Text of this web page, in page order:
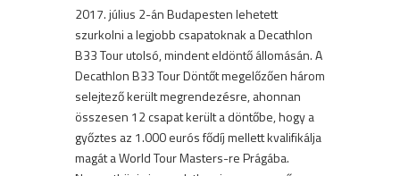
2017. július 2-án Budapesten lehetett
szurkolni a legjobb csapatoknak a Decathlon
B33 Tour utolsó, mindent eldöntő állomásán. A
Decathlon B33 Tour Döntőt megelőzően három
selejtező került megrendezésre, ahonnan
összesen 12 csapat került a döntőbe, hogy a
győztes az 1.000 eurós fődíj mellett kvalifikálja
magát a World Tour Masters-re Prágába.